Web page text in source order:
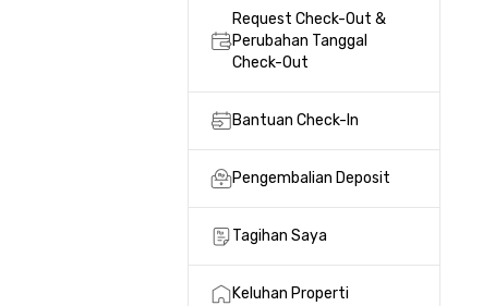
Request Check-Out &
Perubahan Tanggal
Check-Out
Bantuan Check-In
Pengembalian Deposit
Tagihan Saya
Keluhan Properti